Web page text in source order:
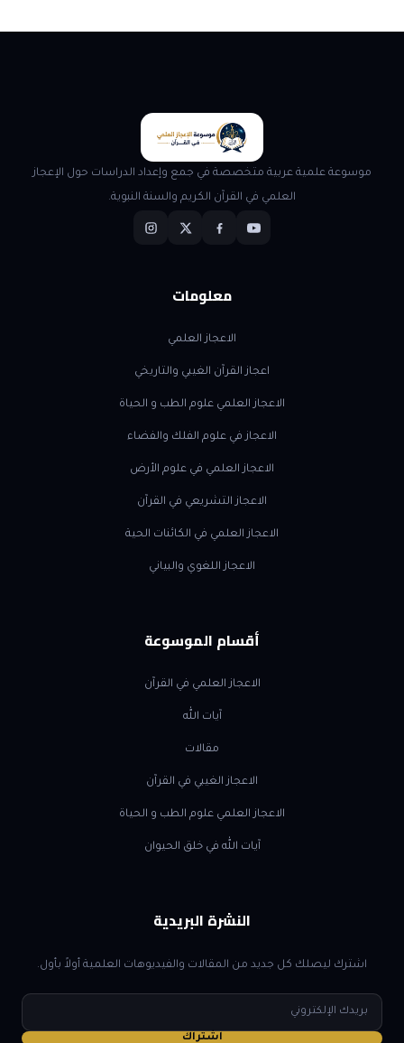
موسوعة علمية عربية متخصصة في جمع وإعداد الدراسات حول الإعجاز
العلمي في القرآن الكريم والسنة النبوية.
معلومات
الاعجاز العلمي
اعجاز القرآن الغيبي والتاريخي
الاعجاز العلمي علوم الطب و الحياة
الاعجاز في علوم الفلك والفضاء
الاعجاز العلمي في علوم الأرض
الاعجاز التشريعي في القرآن
الاعجاز العلمي في الكائنات الحية
الاعجاز اللغوي والبياني
أقسام الموسوعة
الاعجاز العلمي في القرآن
آيات الله
مقالات
الاعجاز الغيبي في القرآن
الاعجاز العلمي علوم الطب و الحياة
آيات الله في خلق الحيوان
النشرة البريدية
اشترك ليصلك كل جديد من المقالات والفيديوهات العلمية أولاً بأول.
البريد
الإلكتروني
اشتراك